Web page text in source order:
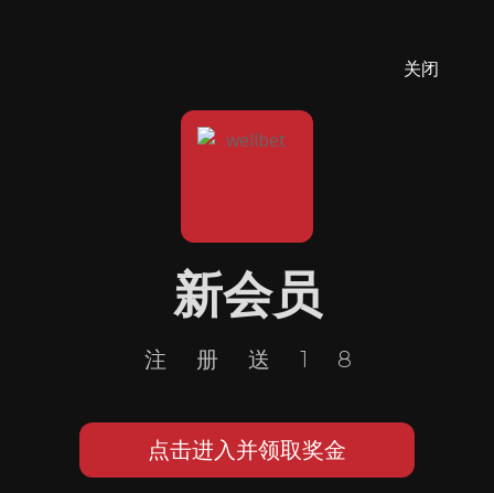
关闭
新会员
注册送18
点击进入并领取奖金